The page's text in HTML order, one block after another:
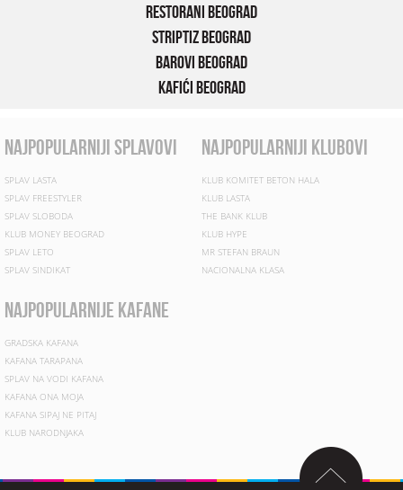
Restorani Beograd
Striptiz Beograd
Barovi Beograd
Kafići Beograd
najpopularniji splavovi
SPLAV LASTA
SPLAV FREESTYLER
SPLAV SLOBODA
KLUB MONEY BEOGRAD
SPLAV LETO
SPLAV SINDIKAT
najpopularniji klubovi
KLUB KOMITET BETON HALA
KLUB LASTA
THE BANK KLUB
KLUB HYPE
MR STEFAN BRAUN
NACIONALNA KLASA
najpopularnije kafane
GRADSKA KAFANA
KAFANA TARAPANA
SPLAV NA VODI KAFANA
KAFANA ONA MOJA
KAFANA SIPAJ NE PITAJ
KLUB NARODNJAKA